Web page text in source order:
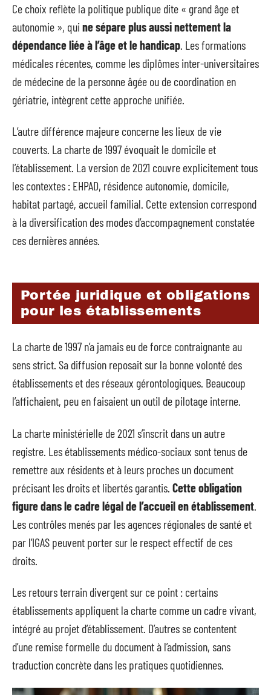
Ce choix reflète la politique publique dite « grand âge et
autonomie », qui ne sépare plus aussi nettement la
dépendance liée à l’âge et le handicap . Les formations
médicales récentes, comme les diplômes inter-universitaires
de médecine de la personne âgée ou de coordination en
gériatrie, intègrent cette approche unifiée.
L’autre différence majeure concerne les lieux de vie
couverts. La charte de 1997 évoquait le domicile et
l’établissement. La version de 2021 couvre explicitement tous
les contextes : EHPAD, résidence autonomie, domicile,
habitat partagé, accueil familial. Cette extension correspond
à la diversification des modes d’accompagnement constatée
ces dernières années.
Portée juridique et obligations
pour les établissements
La charte de 1997 n’a jamais eu de force contraignante au
sens strict. Sa diffusion reposait sur la bonne volonté des
établissements et des réseaux gérontologiques. Beaucoup
l’affichaient, peu en faisaient un outil de pilotage interne.
La charte ministérielle de 2021 s’inscrit dans un autre
registre. Les établissements médico-sociaux sont tenus de
remettre aux résidents et à leurs proches un document
précisant les droits et libertés garantis. Cette obligation
figure dans le cadre légal de l’accueil en établissement
Les contrôles menés par les agences régionales de santé et
par l’IGAS peuvent porter sur le respect effectif de ces
droits.
Les retours terrain divergent sur ce point : certains
établissements appliquent la charte comme un cadre vivant,
intégré au projet d’établissement. D’autres se contentent
d’une remise formelle du document à l’admission, sans
traduction concrète dans les pratiques quotidiennes.